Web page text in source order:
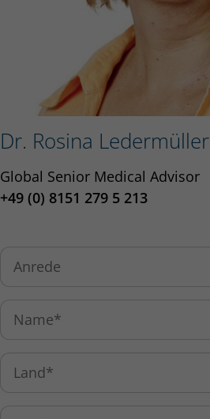
Dr. Rosina Ledermüller
Global Senior Medical Advisor
+49 (0) 8151 279 5 213